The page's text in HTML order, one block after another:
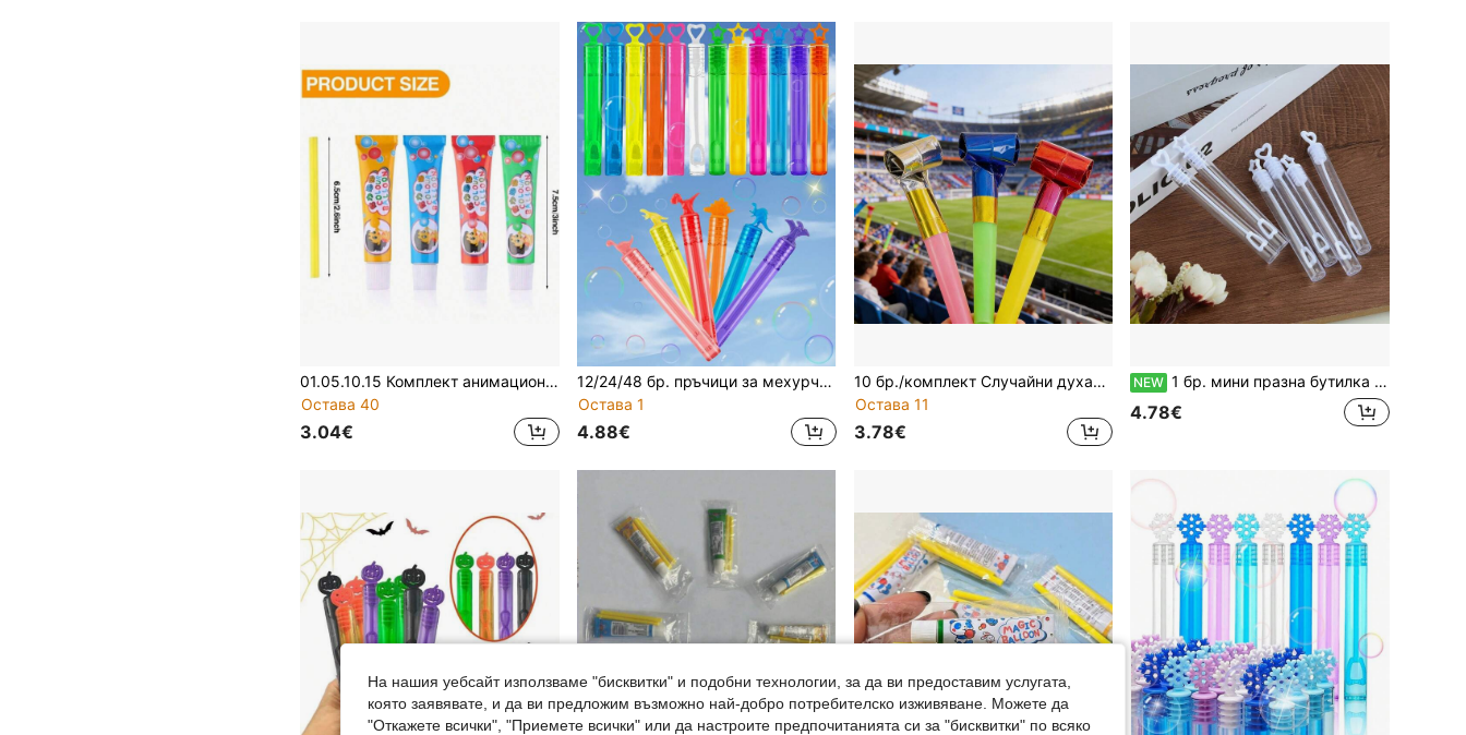
01.05.10.15 Комплект анимационни играчки за дъвки, класически носталгични подаръци, малки подаръци, анимационни играчки за открито за правене на балончета, малки подаръци за парти с балончета, лепкава текстура, декомпресия и тревожност, малки подаръци за парти, пълнители за коледни чорапи, пълнители за подаръчни торбички, рождени дни и фестивали.
Остава 40
3.04€
12/24/48 бр. пръчици за мехурчета (разтворът за мехурчета не е включен), нечупливи пръчици за мехурчета, мини размер, парти сувенири - цветни пръчици за мехурчета, подходящи за партита, събития, тържества - пластмасови играчки за издухване на мехурчета, без течност.
Остава 1
4.88€
10 бр./комплект Случайни духалки за нос за мажоретки, свирки за рожден ден, реквизит за бар атмосфера, декорация за стая, парти сувенири, принадлежности за мажоретки, унисекс, празнични подаръци, подаръци за връщане в училище
Остава 11
3.78€
NEW 1 бр. мини празна бутилка за мехурчета с пръчка във форма на петоконечна звезда, цветна, преносима, малка играчка за мехурчета, подарък за парти
4.78€
На нашия уебсайт използваме "бисквитки" и подобни технологии, за да ви предоставим услугата,
която заявявате, и да ви предложим възможно най-добро потребителско изживяване. Можете да
"Откажете всички", "Приемете всички" или да настроите предпочитанията си за "бисквитки" по всяко